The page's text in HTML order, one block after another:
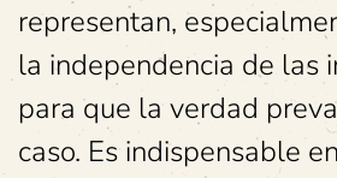
representan,
la independencia de las
para que la verdad
caso. Es indispensable